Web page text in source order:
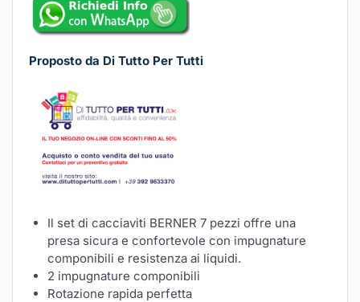
Proposto da Di Tutto Per Tutti
Il set di cacciaviti BERNER 7 pezzi offre una
presa sicura e confortevole con impugnature
componibili e resistenza ai liquidi.
2 impugnature componibili
Rotazione rapida perfetta